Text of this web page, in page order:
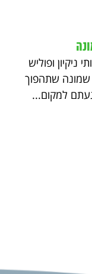
ניקיון ופוליש
שמונה שתהפוך
למקום...